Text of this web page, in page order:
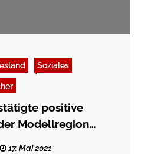
Soziales
positive
Modellregion
17. Mai 2021